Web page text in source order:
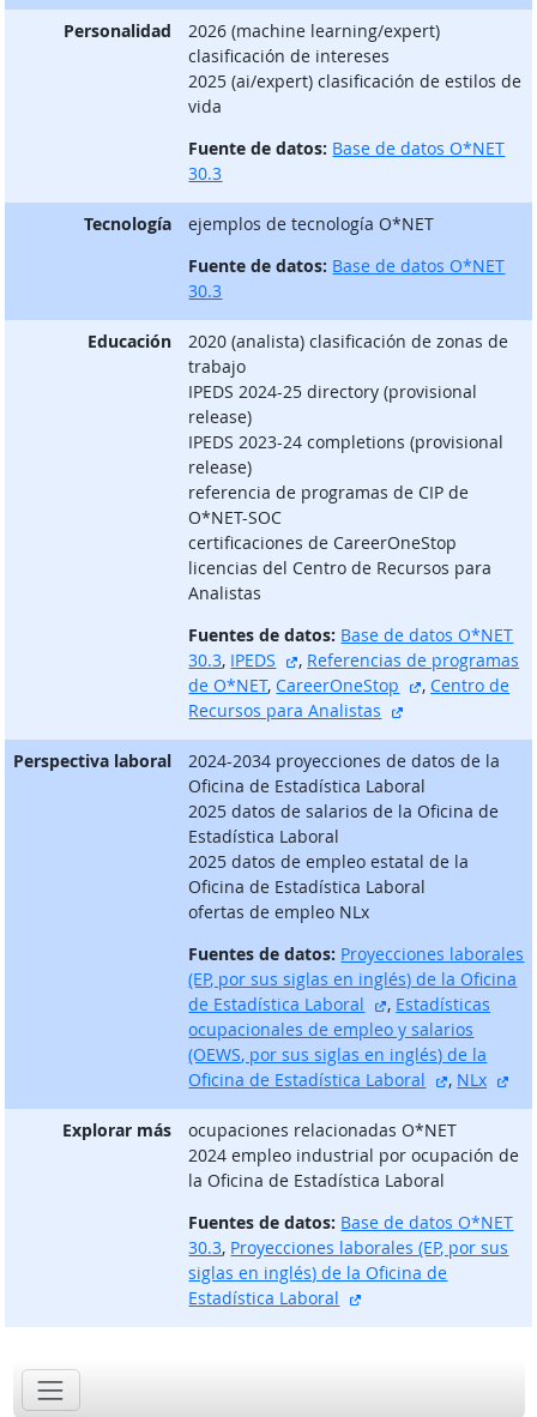
Personalidad
2026 (machine learning/expert)
clasificación de intereses
2025 (ai/expert) clasificación de estilos de
vida
Fuente de datos: Base de datos O*NET
30.3
Tecnología
ejemplos de tecnología O*NET
Fuente de datos: Base de datos O*NET
30.3
Educación
2020 (analista) clasificación de zonas de
trabajo
IPEDS 2024-25 directory (provisional
release)
IPEDS 2023-24 completions (provisional
release)
referencia de programas de CIP de
O*NET-SOC
certificaciones de CareerOneStop
licencias del Centro de Recursos para
Analistas
Fuentes de datos: Base de datos O*NET
30.3, IPEDS sitio externo
, Referencias de programas
de O*NET,CareerOneStop sitio externo
,Centro de
Recursos para Analistas
Perspectiva laboral
2024-2034 proyecciones de datos de la
Oficina de Estadística Laboral
2025 datos de salarios de la Oficina de
Estadística Laboral
2025 datos de empleo estatal de la
Oficina de Estadística Laboral
ofertas de empleo NLx
Fuentes de datos: Proyecciones laborales
(EP, por sus siglas en inglés) de la Oficina
de Estadística Laboral
sitio externo
, Estadísticas
ocupacionales de empleo y salarios
(OEWS, por sus siglas en inglés) de la
Oficina de Estadística Laboral
sitio
, NLx
Explorar más
ocupaciones relacionadas O*NET
2024 empleo industrial por ocupación de
la Oficina de Estadística Laboral
Fuentes de datos: Base de datos O*NET
30.3, Proyecciones laborales (EP, por sus
siglas en inglés) de la Oficina de
Estadística Laboral